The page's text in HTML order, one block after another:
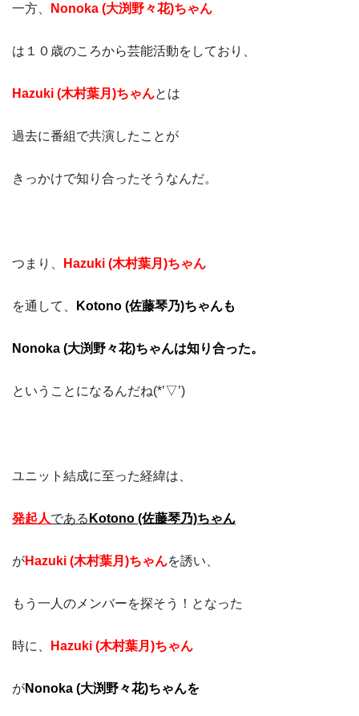
一方、 Nonoka (大渕野々花)ちゃん
は１０歳のころから芸能活動をしており、
Hazuki (木村葉月)ちゃんとは
過去に番組で共演したことが
きっかけで知り合ったそうなんだ。
つまり、 Hazuki (木村葉月)ちゃん
を通して、 Kotono (佐藤琴乃)ちゃんも
Nonoka (大渕野々花)ちゃんは知り合った。
ということになるんだね(*’▽’)
ユニット結成に至った経緯は、
発起人である Kotono (佐藤琴乃)ちゃん
がHazuki (木村葉月)ちゃんを誘い、
もう一人のメンバーを探そう！となった
時に、 Hazuki (木村葉月)ちゃん
がNonoka (大渕野々花)ちゃんを